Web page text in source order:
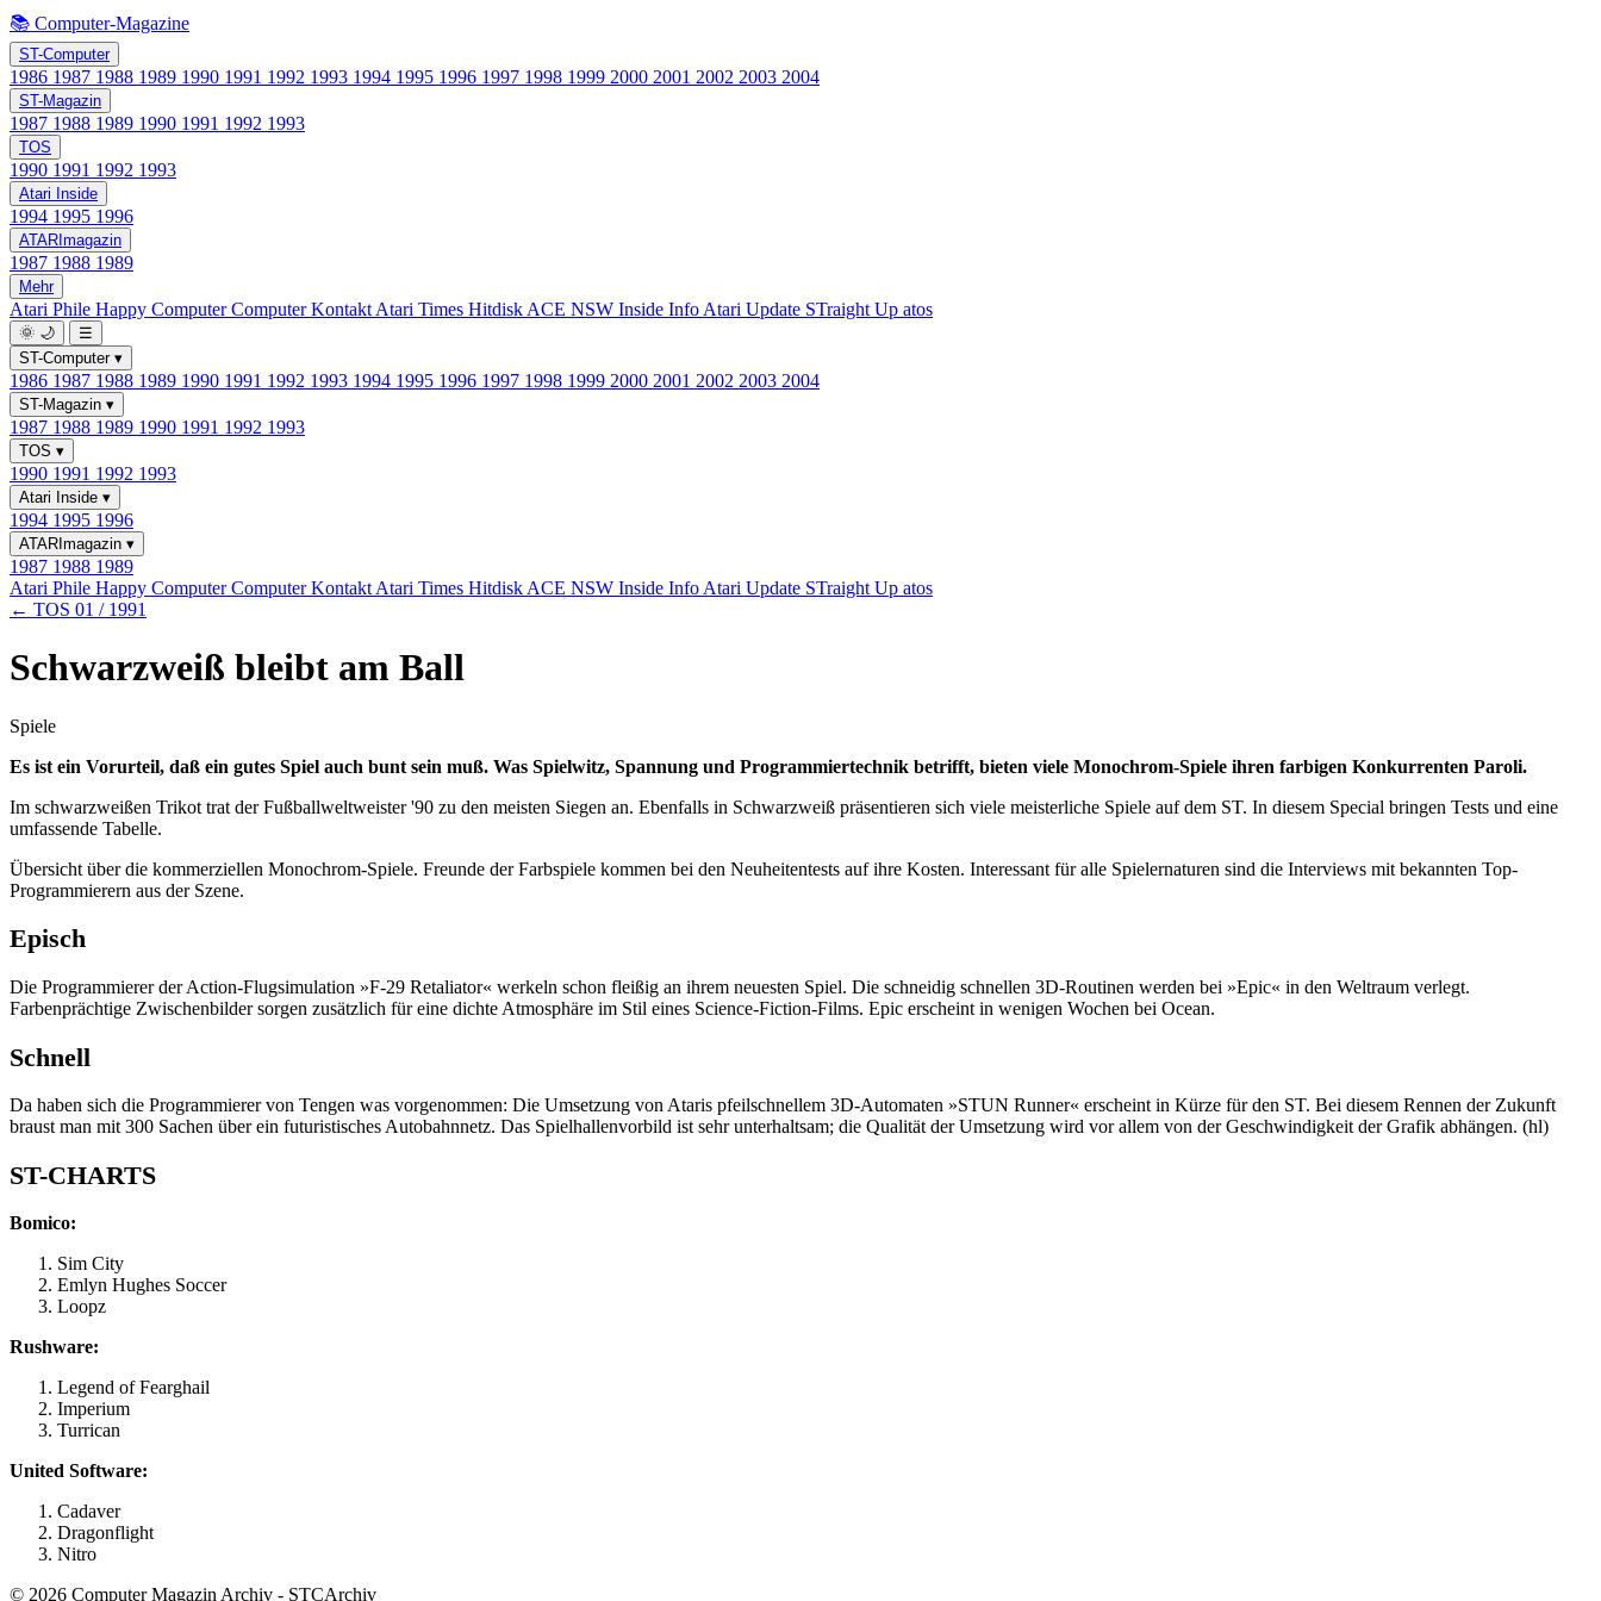
📚 Computer-Magazine
ST-Computer
1986 1987 1988 1989 1990 1991 1992 1993 1994 1995 1996 1997 1998 1999 2000 2001 2002 2003 2004
ST-Magazin
1987 1988 1989 1990 1991 1992 1993
TOS
1990 1991 1992 1993
Atari Inside
1994 1995 1996
ATARImagazin
1987 1988 1989
Mehr
Atari Phile Happy ComputerComputer Kontakt Atari Times Hitdisk ACE NSW Inside Info Atari Update STraight Up atos
🌞 🌙
☰
ST-Computer ▾
1986 1987 1988 1989 1990 1991 1992 1993 1994 1995 1996 1997 1998 1999 2000 2001 2002 2003 2004
ST-Magazin ▾
1987 1988 1989 1990 1991 1992 1993
TOS ▾
1990 1991 1992 1993
Atari Inside ▾
1994 1995 1996
ATARImagazin ▾
1987 1988 1989
Atari Phile Happy ComputerComputer Kontakt Atari Times Hitdisk ACE NSW Inside Info Atari Update STraight Up atos
← TOS 01 / 1991
Schwarzweiß bleibt am Ball
Spiele
Es ist ein Vorurteil, daß ein gutes Spiel auch bunt sein muß. Was Spielwitz, Spannung und Programmiertechnik betrifft, bieten viele Monochrom-Spiele ihren farbigen Konkurrenten Paroli.
Im schwarzweißen Trikot trat der Fußballweltweister '90 zu den meisten Siegen an. Ebenfalls in Schwarzweiß präsentieren sich viele meisterliche Spiele auf dem ST. In diesem Special bringen Tests und eine
umfassende Tabelle.
Übersicht über die kommerziellen Monochrom-Spiele. Freunde der Farbspiele kommen bei den Neuheitentests auf ihre Kosten. Interessant für alle Spielernaturen sind die Interviews mit bekannten Top-
Programmierern aus der Szene.
Episch
Die Programmierer der Action-Flugsimulation »F-29 Retaliator« werkeln schon fleißig an ihrem neuesten Spiel. Die schneidig schnellen 3D-Routinen werden bei »Epic« in den Weltraum verlegt.
Farbenprächtige Zwischenbilder sorgen zusätzlich für eine dichte Atmosphäre im Stil eines Science-Fiction-Films. Epic erscheint in wenigen Wochen bei Ocean.
Schnell
Da haben sich die Programmierer von Tengen was vorgenommen: Die Umsetzung von Ataris pfeilschnellem 3D-Automaten »STUN Runner« erscheint in Kürze für den ST. Bei diesem Rennen der Zukunft
braust man mit 300 Sachen über ein futuristisches Autobahnnetz. Das Spielhallenvorbild ist sehr unterhaltsam; die Qualität der Umsetzung wird vor allem von der Geschwindigkeit der Grafik abhängen. (hl)
ST-CHARTS
Bomico:
Sim City
Emlyn Hughes Soccer
Loopz
Rushware:
Legend of Fearghail
Imperium
Turrican
United Software:
Cadaver
Dragonflight
Nitro
© 2026 Computer Magazin Archiv - STCArchiv